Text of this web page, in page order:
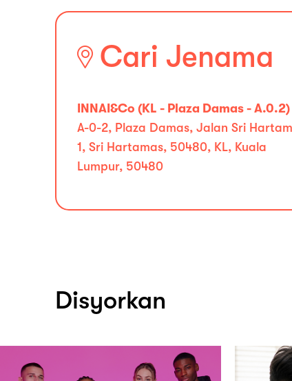
Cari Jenama
INNAI&Co (KL - Plaza Damas - A.0.2)
A-0-2, Plaza Damas, Jalan Sri
1, Sri Hartamas, 50480, KL, Kuala
Lumpur, 50480
Disyorkan